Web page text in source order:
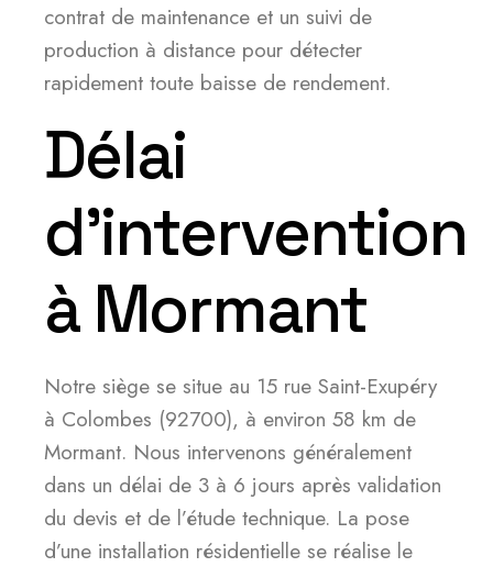
contrat de maintenance et un suivi de
production à distance pour détecter
rapidement toute baisse de rendement.
Délai
d’intervention
à Mormant
Notre siège se situe au 15 rue Saint-Exupéry
à Colombes (92700), à environ 58 km de
Mormant. Nous intervenons généralement
dans un délai de 3 à 6 jours après validation
du devis et de l’étude technique. La pose
d’une installation résidentielle se réalise le